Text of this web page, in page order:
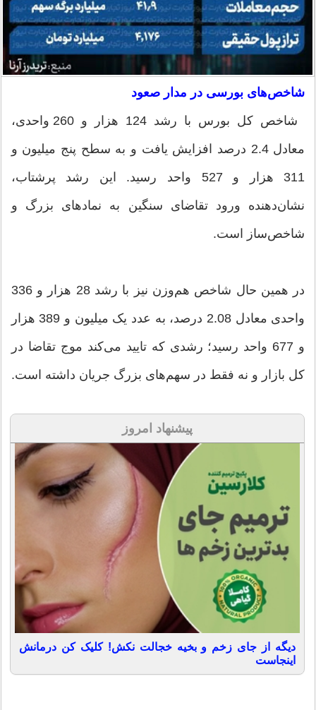
شاخص‌های بورسی در مدار صعود
شاخص کل بورس با رشد 124 هزار و 260 واحدی،
معادل 2.4 درصد افزایش یافت و به سطح پنج میلیون و
311 هزار و 527 واحد رسید. این رشد پرشتاب،
نشان‌دهنده ورود تقاضای سنگین به نمادهای بزرگ و
شاخص‌ساز است.
در همین حال شاخص هم‌وزن نیز با رشد 28 هزار و 336
واحدی معادل 2.08 درصد، به عدد یک میلیون و 389 هزار
و 677 واحد رسید؛ رشدی که تایید می‌کند موج تقاضا در
کل بازار و نه فقط در سهم‌های بزرگ جریان داشته است.
پیشنهاد امروز
دیگه از جای زخم و بخیه خجالت نکش! کلیک کن درمانش
اینجاست